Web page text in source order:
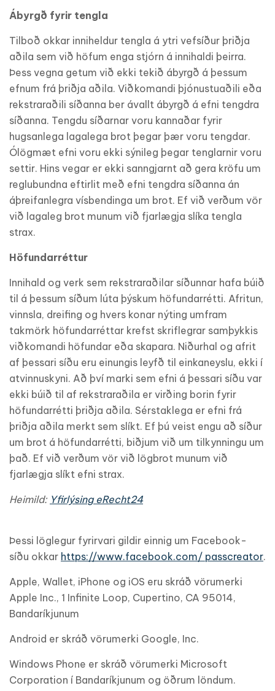
Ábyrgð fyrir tengla
Tilboð okkar inniheldur tengla á ytri vefsíður þriðja
aðila sem við höfum enga stjórn á innihaldi þeirra.
Þess vegna getum við ekki tekið ábyrgð á þessum
efnum frá þriðja aðila. Viðkomandi þjónustuaðili eða
rekstraraðili síðanna ber ávallt ábyrgð á efni tengdra
síðanna. Tengdu síðarnar voru kannaðar fyrir
hugsanlega lagalega brot þegar þær voru tengdar.
Ólögmæt efni voru ekki sýnileg þegar tenglarnir voru
settir. Hins vegar er ekki sanngjarnt að gera kröfu um
reglubundna eftirlit með efni tengdra síðanna án
áþreifanlegra vísbendinga um brot. Ef við verðum vör
við lagaleg brot munum við fjarlægja slíka tengla
strax.
Höfundarréttur
Innihald og verk sem rekstraraðilar síðunnar hafa búið
til á þessum síðum lúta þýskum höfundarrétti. Afritun,
vinnsla, dreifing og hvers konar nýting umfram
takmörk höfundarréttar krefst skriflegrar samþykkis
viðkomandi höfundar eða skapara. Niðurhal og afrit
af þessari síðu eru einungis leyfð til einkaneyslu, ekki í
atvinnuskyni. Að því marki sem efni á þessari síðu var
ekki búið til af rekstraraðila er virðing borin fyrir
höfundarrétti þriðja aðila. Sérstaklega er efni frá
þriðja aðila merkt sem slíkt. Ef þú veist engu að síður
um brot á höfundarrétti, biðjum við um tilkynningu um
það. Ef við verðum vör við lögbrot munum við
fjarlægja slíkt efni strax.
Heimild: Yfirlýsing eRecht24
Þessi löglegur fyrirvari gildir einnig um Facebook-
síðu okkar https://www.facebook.com/ passcreator.
Apple, Wallet, iPhone og iOS eru skráð vörumerki
Apple Inc., 1 Infinite Loop, Cupertino, CA 95014,
Bandaríkjunum
Android er skráð vörumerki Google, Inc.
Windows Phone er skráð vörumerki Microsoft
Corporation í Bandaríkjunum og öðrum löndum.